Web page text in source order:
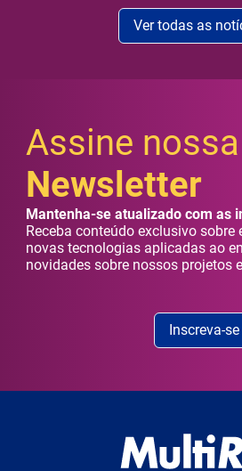
Ver todas as
Assine nossa
Newsletter
Mantenha-se atualizado com as
Receba conteúdo exclusivo sobre
novas tecnologias aplicadas ao
novidades sobre nossos projetos
Inscreva-se